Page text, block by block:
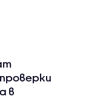
в